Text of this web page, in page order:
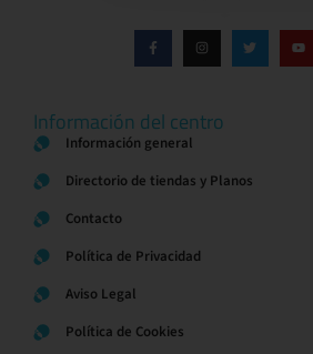
Información del centro
Información general
Directorio de tiendas y Planos
Contacto
Política de Privacidad
Aviso Legal
Política de Cookies